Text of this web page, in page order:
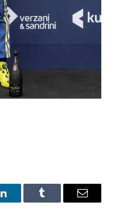
LinkedInTumblr Email